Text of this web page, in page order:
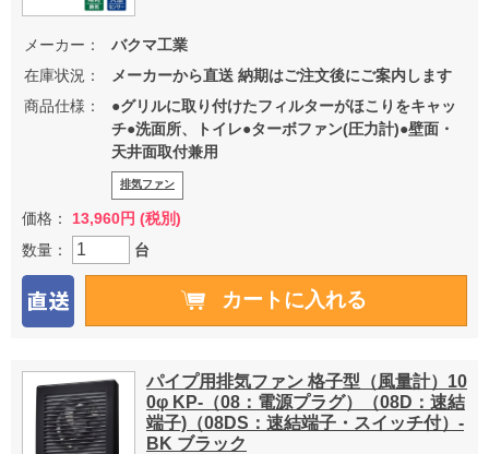
メーカー：
バクマ工業
在庫状況：
メーカーから直送 納期はご注文後にご案内します
商品仕様：
●グリルに取り付けたフィルターがほこりをキャッ
チ●洗面所、トイレ●ターボファン(圧力計)●壁面・
天井面取付兼用
排気ファン
価格： 13,960円 (税別)
数量：
台
パイプ用排気ファン 格子型（風量計）10
0φ KP-（08：電源プラグ）（08D：速結
端子)（08DS：速結端子・スイッチ付）-
BK ブラック